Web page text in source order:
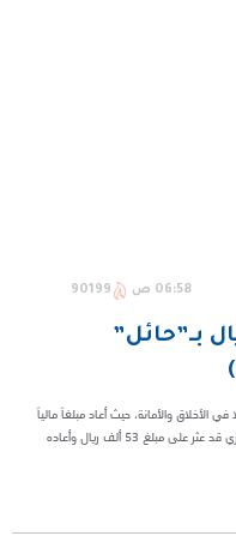
06:58 ص 90199
53 ألف ريال بـ”حائل”
الأخلاق والأمانة، حيث أعاد مبلغاً مالياً
كبيراً إلى صاحبه بعدما عثر عليه.وكان الطالب محمد العنزي قد عثر على مبلغ 53 ألف ريال وأعاده